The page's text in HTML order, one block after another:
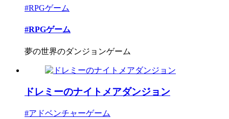
#RPGゲーム
#RPGゲーム
夢の世界のダンジョンゲーム
ドレミーのナイトメアダンジョン
#アドベンチャーゲーム